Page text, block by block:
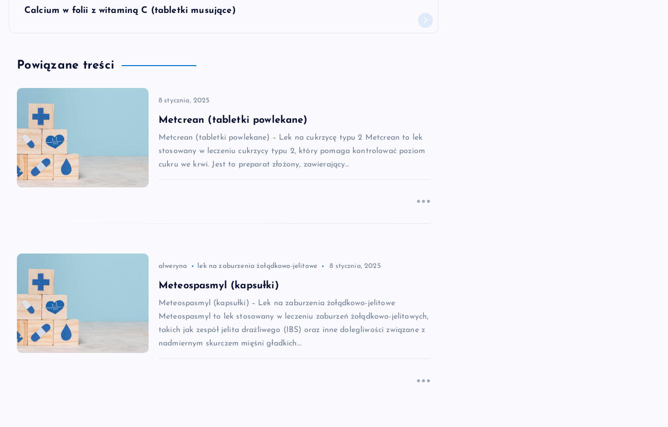
g
a
c
a
s
u
Calcium w folii z witaminą C (tabletki musujące)
Powiązane treści
8 stycznia, 2025
Metcrean (tabletki powlekane)
Metcrean (tabletki powlekane) – Lek na cukrzycę typu 2 Metcrean to lek
stosowany w leczeniu cukrzycy typu 2, który pomaga kontrolować poziom
cukru we krwi. Jest to preparat złożony, zawierający…
alweryna lek na zaburzenia żołądkowo-jelitowe 8 stycznia, 2025
Meteospasmyl (kapsułki)
Meteospasmyl (kapsułki) – Lek na zaburzenia żołądkowo-jelitowe
Meteospasmyl to lek stosowany w leczeniu zaburzeń żołądkowo-jelitowych,
takich jak zespół jelita drażliwego (IBS) oraz inne dolegliwości związane z
nadmiernym skurczem mięśni gładkich…